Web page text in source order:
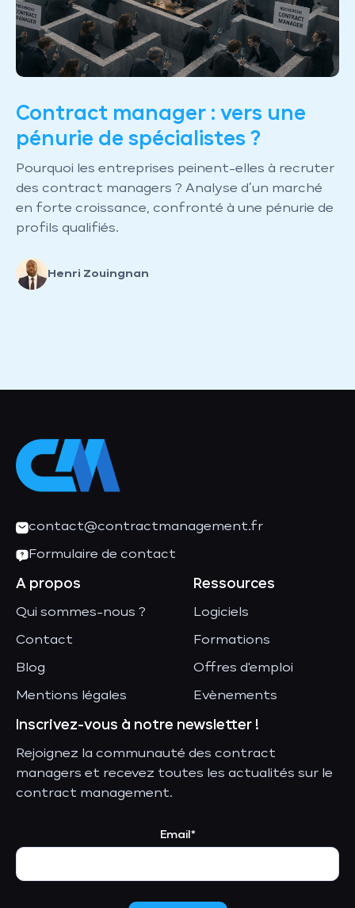
Contract manager : vers une
pénurie de spécialistes ?
Pourquoi les entreprises peinent-elles à recruter
des contract managers ? Analyse d’un marché
en forte croissance, confronté à une pénurie de
profils qualifiés.
Henri Zouingnan
contact@contractmanagement.fr
Formulaire de contact
A propos
Qui sommes-nous ?
Contact
Blog
Mentions légales
Ressources
Logiciels
Formations
Offres d'emploi
Evènements
Inscrivez-vous à notre newsletter !
Rejoignez la communauté des contract
managers et recevez toutes les actualités sur le
contract management.
Email*